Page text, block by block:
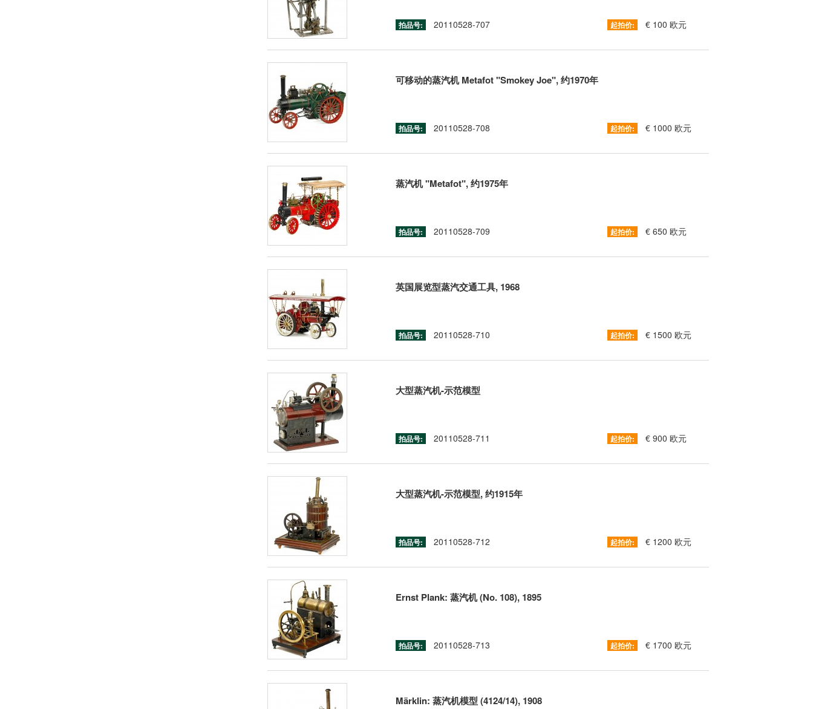
拍品号: 20110528-707 起拍价: € 100 欧元
可移动的蒸汽机 Metafot "Smokey Joe", 约1970年
拍品号: 20110528-708 起拍价: € 1000 欧元
蒸汽机 "Metafot", 约1975年
拍品号: 20110528-709 起拍价: € 650 欧元
英国展览型蒸汽交通工具, 1968
拍品号: 20110528-710 起拍价: € 1500 欧元
大型蒸汽机-示范模型
拍品号: 20110528-711 起拍价: € 900 欧元
大型蒸汽机-示范模型, 约1915年
拍品号: 20110528-712 起拍价: € 1200 欧元
Ernst Plank: 蒸汽机 (No. 108), 1895
拍品号: 20110528-713 起拍价: € 1700 欧元
Märklin: 蒸汽机模型 (4124/14), 1908